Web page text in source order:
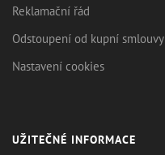
Reklamační řád
Odstoupení od kupní smlouvy
Nastavení cookies
UŽITEČNÉ INFORMACE